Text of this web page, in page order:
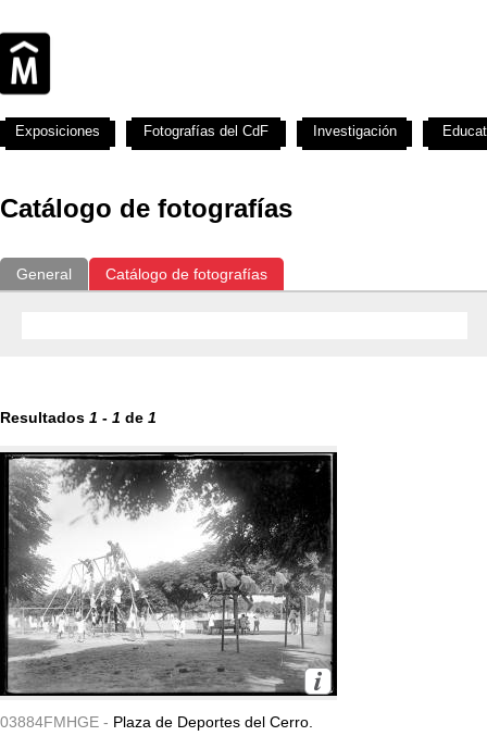
Catálogo de fotografías
General Catálogo de fotografías
Resultados 1 - 1 de 1
03884FMHGE - Plaza de Deportes del Cerro.
Exposiciones Fotografías del CdF Investigación